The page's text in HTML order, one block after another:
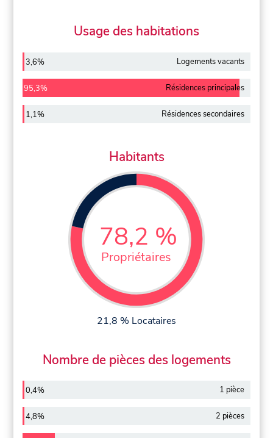
Usage des habitations
3,6% Logements vacants
95,3% Résidences principales
1,1% Résidences secondaires
Habitants
78,2 %
Propriétaires
21,8 % Locataires
Nombre de pièces des logements
0,4% 1 pièce
4,8% 2 pièces